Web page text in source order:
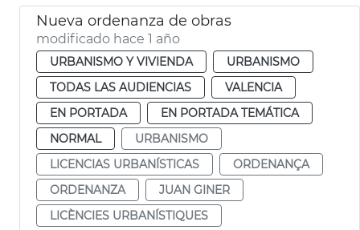
Nueva ordenanza de obras
modificado hace 1 año
URBANISMO Y VIVIENDA
URBANISMO
TODAS LAS AUDIENCIAS
VALENCIA
EN PORTADA
EN PORTADA TEMÁTICA
NORMAL
URBANISMO
LICENCIAS URBANÍSTICAS
ORDENANÇA
ORDENANZA
JUAN GINER
LICÈNCIES URBANÍSTIQUES